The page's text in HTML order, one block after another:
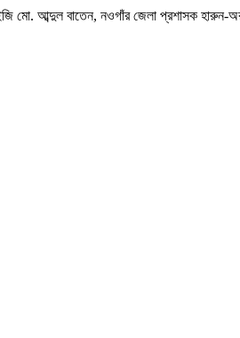
মো. আব্দুল বাতেন, নওগাঁর জেলা প্রশাসক হারুন-